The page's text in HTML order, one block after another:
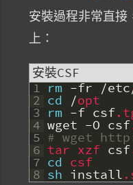
安裝過程非常直接
上：
安裝CSF
1
2
3
4
5
6
7
8
rm -fr /etc
cd /opt
rm -f csf
wget -O csf
# wget
tar xzf csf
cd csf
sh install